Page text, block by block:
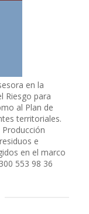
en la
Riesgo para
al Plan de
territoriales.
e
en el marco
553 98 36